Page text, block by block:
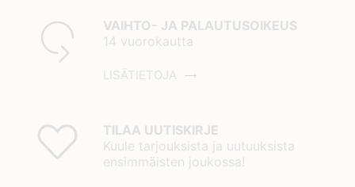
VAIHTO- JA PALAUTUSOIKEUS
14 vuorokautta
LISÄTIETOJA
TILAA UUTISKIRJE
Kuule tarjouksista ja uutuuksista
ensimmäisten joukossa!